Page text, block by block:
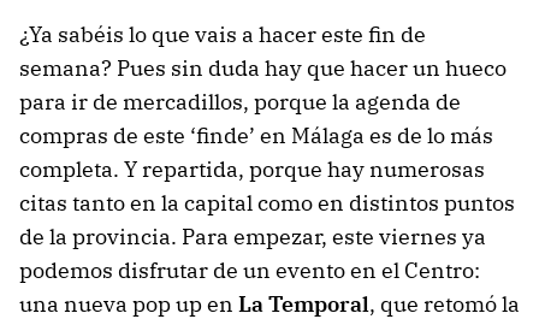
¿Ya sabéis lo que vais a hacer este fin de
semana? Pues sin duda hay que hacer un hueco
para ir de mercadillos, porque la agenda de
compras de este ‘finde’ en Málaga es de lo más
completa. Y repartida, porque hay numerosas
citas tanto en la capital como en distintos puntos
de la provincia. Para empezar, este viernes ya
podemos disfrutar de un evento en el Centro:
una nueva pop up en La Temporal, que retomó la